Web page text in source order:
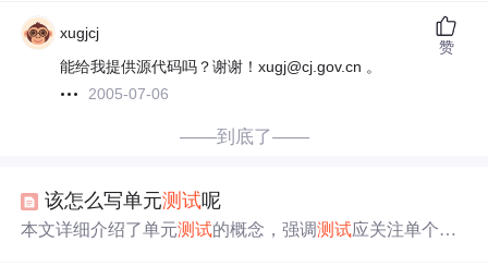
xugjcj
能给我提供源代码吗？谢谢！xugj@cj.gov.cn 。
2005-07-06
赞
——到底了——
该怎么写单元测试呢
本文详细介绍了单元测试的概念，强调测试应关注单个方